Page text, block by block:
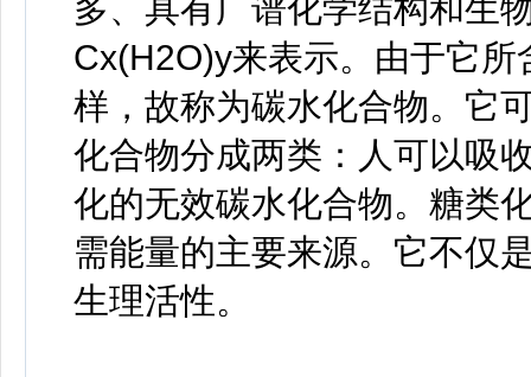
多、具有广谱化学结构和生
Cx(H2O)y来表示。由于它
样，故称为碳水化合物。它
化合物分成两类：人可以吸
化的无效碳水化合物。糖类
需能量的主要来源。它不仅
生理活性。